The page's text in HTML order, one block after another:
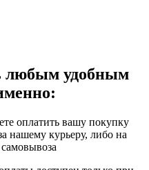
любым удобным
оплатить вашу покупку
нашему курьеру, либо на